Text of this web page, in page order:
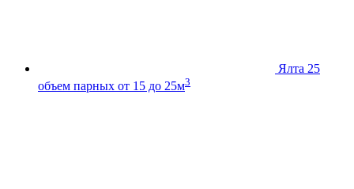
Ялта 25
объем парных от 15 до 25м3